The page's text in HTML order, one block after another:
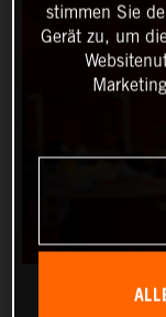
stimmen Sie
Gerät zu, um